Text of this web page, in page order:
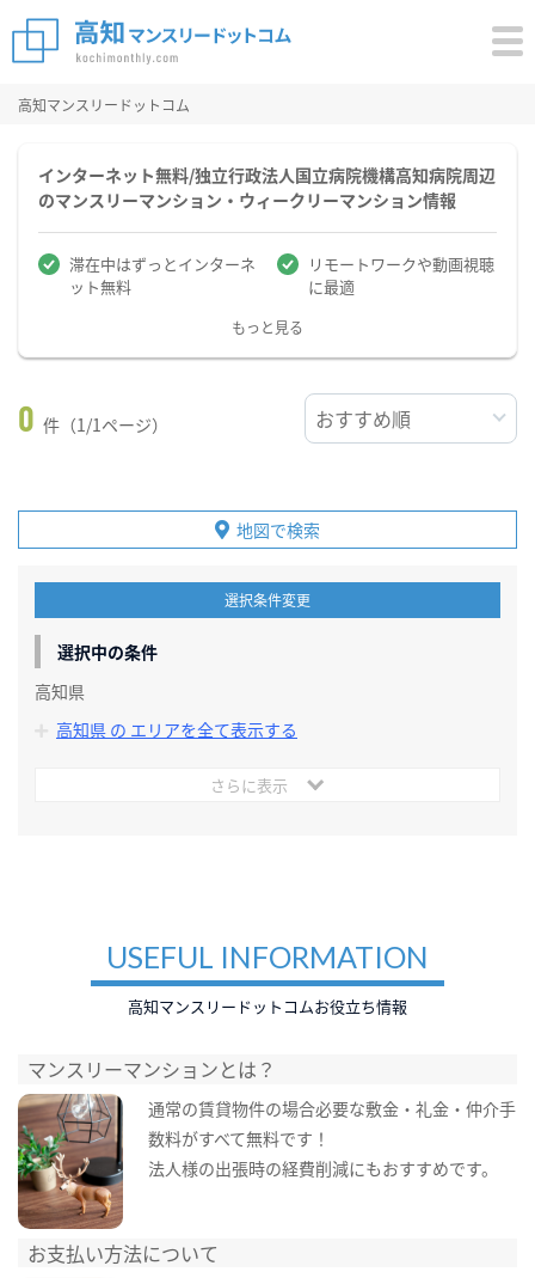
高知マンスリードットコム
インターネット無料/独立行政法人国立病院機構高知病院周辺
のマンスリーマンション・ウィークリーマンション情報
滞在中はずっとインターネ
ット無料
リモートワークや動画視聴
に最適
もっと見る
0 件（1/1ページ）
地図で検索
選択条件変更
選択中の条件
高知県
高知県 の エリアを全て表示する
さらに表示
USEFUL INFORMATION
高知マンスリードットコムお役立ち情報
マンスリーマンションとは？
通常の賃貸物件の場合必要な敷金・礼金・仲介手
数料がすべて無料です！
法人様の出張時の経費削減にもおすすめです。
お支払い方法について